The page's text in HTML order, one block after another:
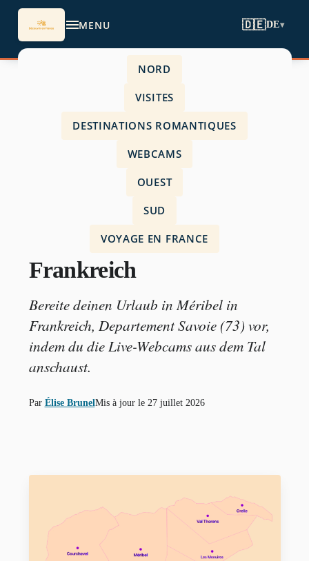
MENU
NORD
VISITES
DESTINATIONS ROMANTIQUES
WEBCAMS
OUEST
SUD
VOYAGE EN FRANCE
🇩🇪DE▾
Webcams ›
Webcam Méribel
Frankreich
Bereite deinen Urlaub in Méribel in
Frankreich, Departement Savoie (73) vor,
indem du die Live-Webcams aus dem Tal
anschaust.
Par Élise BrunelMis à jour le 27 juillet 2026